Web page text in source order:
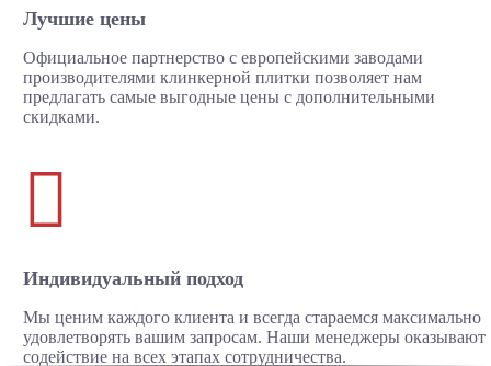
Лучшие цены
Официальное партнерство с европейскими заводами
производителями клинкерной плитки позволяет нам
предлагать самые выгодные цены с дополнительными
скидками.

Индивидуальный подход
Мы ценим каждого клиента и всегда стараемся максимально
удовлетворять вашим запросам. Наши менеджеры оказывают
содействие на всех этапах сотрудничества.